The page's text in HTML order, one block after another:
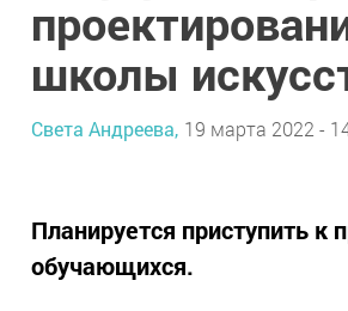
школы
Света Андреева, 19 марта 2022 -
Планируется приступить к
обучающихся.